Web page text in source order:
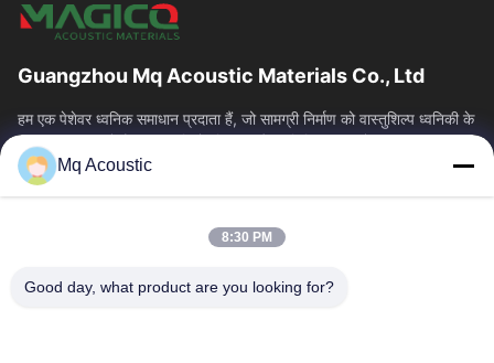
Guangzhou Mq Acoustic Materials Co., Ltd
हम एक पेशेवर ध्वनिक समाधान प्रदाता हैं, जो सामग्री निर्माण को वास्तुशिल्प ध्वनिकी के
साथ एकीकृत करते हैं। हम स्टूडियो, थिएटर और वाणिज्यिक स्थानों...
त्वरित लिंक
हमारे बारे में
कारखाने का दौरा
गुणवत्ता नियंत्रण
Mq Acoustic
8:30 PM
Good day, what product are you looking for?